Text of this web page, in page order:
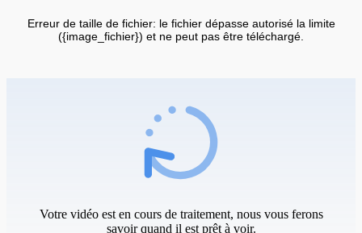
Erreur de taille de fichier: le fichier dépasse autorisé la limite
({image_fichier}) et ne peut pas être téléchargé.
Votre vidéo est en cours de traitement, nous vous ferons
savoir quand il est prêt à voir.